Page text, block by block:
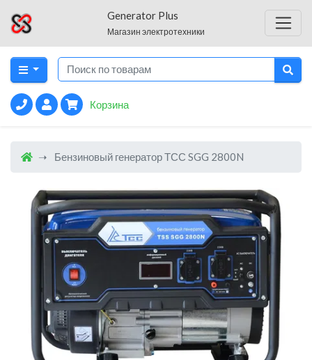
Generator Plus
Магазин электротехники
Корзина
Бензиновый генератор ТСС SGG 2800N